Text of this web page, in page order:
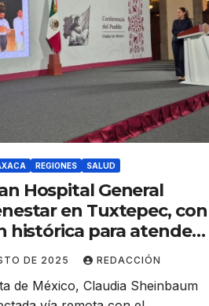
REGIONES SALUD
Hospital General
en Tuxtepec, con
histórica para atender
1 millón de personas
DE 2025 REDACCIÓN
de México, Claudia Sheinbaum